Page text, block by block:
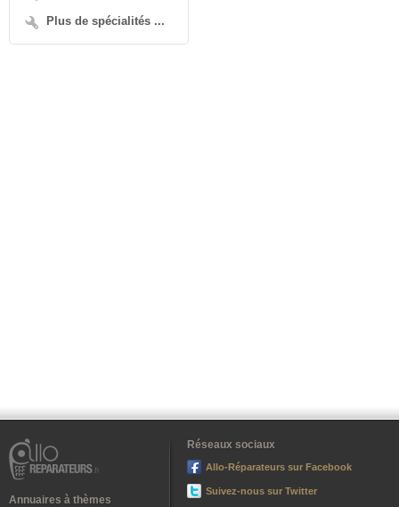
Plus de spécialités ...
Annuaires à thèmes
Réseaux sociaux
Allo-Réparateurs sur Facebook
Suivez-nous sur Twitter